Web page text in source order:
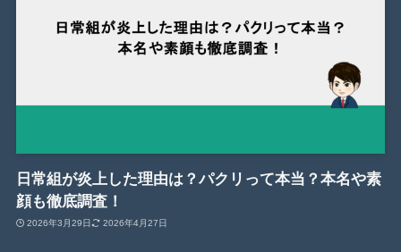
日常組が炎上した理由は？パクリって本当？本名や素
顔も徹底調査！
2026年3月29日 2026年4月27日